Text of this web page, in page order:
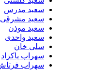
سعید مدرس
سعید مشرقی
سعید موذن
سعید واحدی
سلی خان
سهراب پاکزاد
سهراب فرتاش